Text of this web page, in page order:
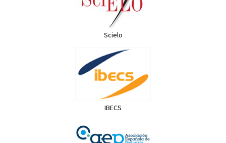
Scielo
IBECS